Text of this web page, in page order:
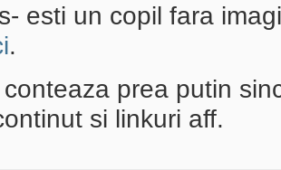
esti un copil fara
.
conteaza prea putin
si linkuri aff.